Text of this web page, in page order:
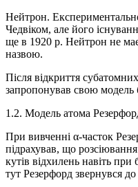
Нейтрон.
Чедвіком, але його
ще в 1920 р. Нейтрон не
назвою.
Після відкриття
запропонував свою модель
1.2. Модель атома
При вивченні α-часток
підрахував, що
кутів відхилень навіть при
тут Резерфорд звернувся